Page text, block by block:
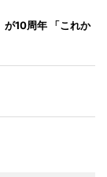
が10周年 「これか